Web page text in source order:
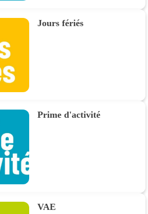
Jours fériés
Prime d'activité
VAE